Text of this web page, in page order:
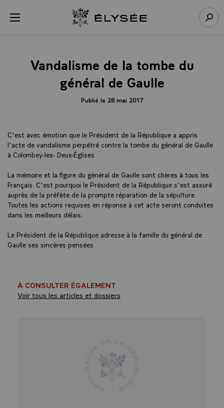
menu Retour à l’accueil Élysée
Vandalisme de la tombe du
général de Gaulle
Publié le 28 mai 2017
C'est avec émotion que le Président de la République a appris
l'acte de vandalisme perpétré contre la tombe du général de Gaulle
à Colombey-les- Deux-Églises.
La mémoire et la figure du général de Gaulle sont chères à tous les
Français. C'est pourquoi le Président de la République s'est assuré
auprès de la préfète de la prompte réparation de la sépulture.
Toutes les actions requises en réponse à cet acte seront conduites
dans les meilleurs délais.
Le Président de la République adresse à la famille du général de
Gaulle ses sincères pensées.
À CONSULTER ÉGALEMENT
Voir tous les articles et dossiers
Panneau de gestion des cookies